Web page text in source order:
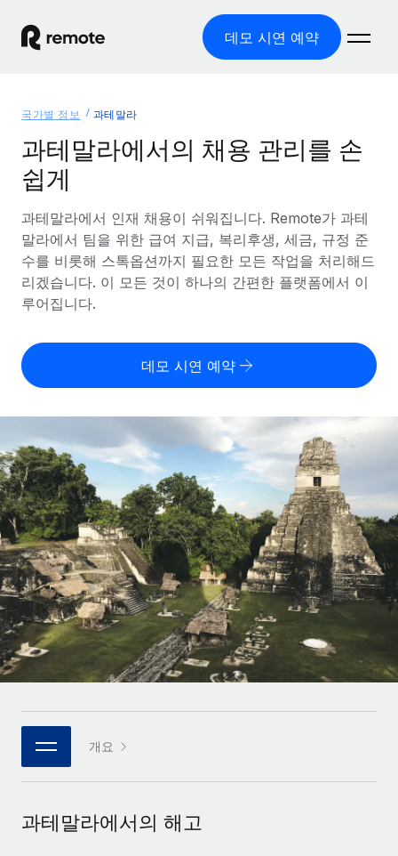
데모 시연 예약
글로벌 고용
글로벌 급여
규정을 준수하며 급여 지급을 손쉽게 처리
기록상 고용주(EOR)
법인 설립 비용 없이 전 세계로 사업을 확장
PEO
복잡한 고용 업무를 아웃소싱
인프라
Remote 통합
HR을 워크플로에 매끄럽게 통합
플랫폼
팀을 위한 통합된 핵심 HR 기능
연결
새로운
통합
핵심 비즈니스 도구로 프로세스를 간소화
전문가 상담
솔루션
글로벌 서비스 제공
국가별 정보
국가별 글로벌 채용 지원 알아보기
미국 주별 정보
Remote와 다른 솔루션 비교
다른 업체들과 비교해보기
성장 단계
스타트업
성장하는 기업을 위한 민첩한 글로벌 HR 및 급여 솔루션
중견기업
맞춤형 HR 솔루션으로 팀 확장
엔터프라이즈
대기업을 위한 글로벌 HR
REMOTE 파트너 되기
플랫폼에 글로벌 HR을 유연하게 통합
Remote와의 파트너십 기회 탐색
Remote Build 곧 제공 예정
리소스
도구 및 계산기
오분류 리스크 평가 도구
국가별 총 인건비 계산
글로벌 계약직을 위한 통화 옵션과 지급 소요 시간 확인
REMOTE와 함께 배우기
리서치 및 가이드
사례 연구
HR 용어집
체크리스트 및 템플릿
직무 설명 라이브러리
이벤트
급여 및 인재 인사이트
요금
한국어
English
Français
Deutsch
Español
Italiano
Português (Portugal)
한국어
로그인
국가별 정보 과테말라
과테말라에서의 채용 관리를 손
쉽게
과테말라에서 인재 채용이 쉬워집니다. Remote가 과테
말라에서 팀을 위한 급여 지급, 복리후생, 세금, 규정 준
수를 비롯해 스톡옵션까지 필요한 모든 작업을 처리해드
리겠습니다. 이 모든 것이 하나의 간편한 플랫폼에서 이
루어집니다.
데모 시연 예약
개요
과테말라에서의 해고